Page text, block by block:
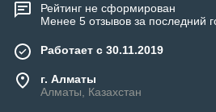
Рейтинг не сформирован
Менее 5 отзывов за последний
Работает с 30.11.2019
г. Алматы
Алматы, Казахстан